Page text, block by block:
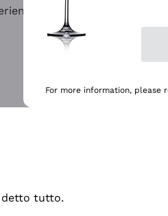
buona e lo consiglio! 👍
detto tutto.
For more information, please